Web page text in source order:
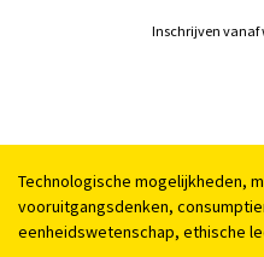
Inschrijven vanaf
Technologische mogelijkheden,
vooruitgangsdenken,
eenheidswetenschap, ethische